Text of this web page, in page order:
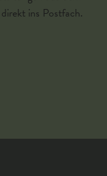
ins Postfach.